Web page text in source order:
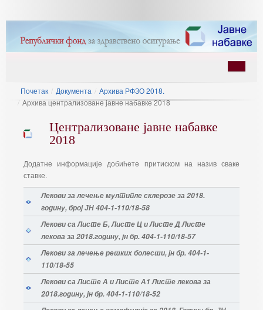
Почетак / Документа / Архива РФЗО 2018.
/ Архива централизоване јавне набавке 2018
Централизоване јавне набавке
2018
Додатне информације добићете притиском на назив сваке
ставке.
Лекови за лечење мултипле склерозе за 2018.
годину, број ЈН 404-1-110/18-58
Лекови са Листе Б, Листе Ц и Листе Д Листе
лекова за 2018.годину, јн бр. 404-1-110/18-57
Лекови за лечење ретких болести, јн бр. 404-1-
110/18-55
Лекови са Листе А и Листе А1 Листе лекова за
2018.годину, јн бр. 404-1-110/18-52